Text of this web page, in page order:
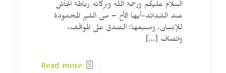
السلام عليكم ورحمة الله وبركاته رباطة الجأش
عند الشدائد-أيها الأخ – من الشيم المحمودة
للإنسان، ومنبعها: الصدق على المواقف،
واتصاف […]
Read more